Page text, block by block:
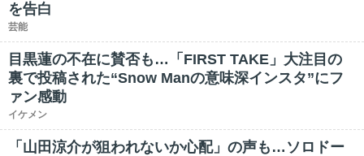
を告白
芸能
目黒蓮の不在に賛否も…「FIRST TAKE」大注目の
裏で投稿された“Snow Manの意味深インスタ”にフ
ァン感動
イケメン
「山田涼介が狙われないか心配」の声も…ソロドー